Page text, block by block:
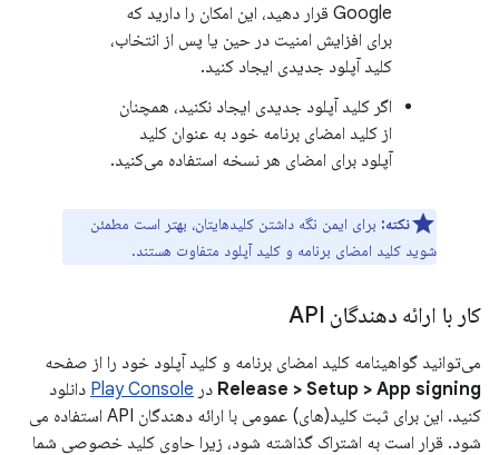
Google قرار دهید، این امکان را دارید که
برای افزایش امنیت در حین یا پس از انتخاب،
کلید آپلود جدیدی ایجاد کنید.
اگر کلید آپلود جدیدی ایجاد نکنید، همچنان
از کلید امضای برنامه خود به عنوان کلید
آپلود برای امضای هر نسخه استفاده می‌کنید.
نکته: برای ایمن نگه داشتن کلیدهایتان، بهتر است مطمئن
شوید کلید امضای برنامه و کلید آپلود متفاوت هستند.
کار با ارائه دهندگان API
می‌توانید گواهینامه کلید امضای برنامه و کلید آپلود خود را از صفحه
Release > Setup > App signing در Play Console دانلود
کنید. این برای ثبت کلید(های) عمومی با ارائه دهندگان API استفاده می
شود. قرار است به اشتراک گذاشته شود، زیرا حاوی کلید خصوصی شما